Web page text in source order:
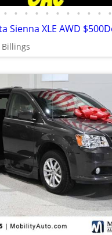
• • • • • • • • • • •
Billings